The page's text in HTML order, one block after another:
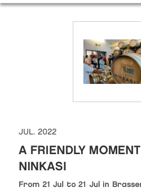
JUL. 2022
A FRIENDLY
NINKASI
From 21 Jul to 21 Jul in